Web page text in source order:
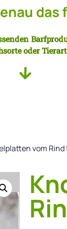
oder
vom Rind